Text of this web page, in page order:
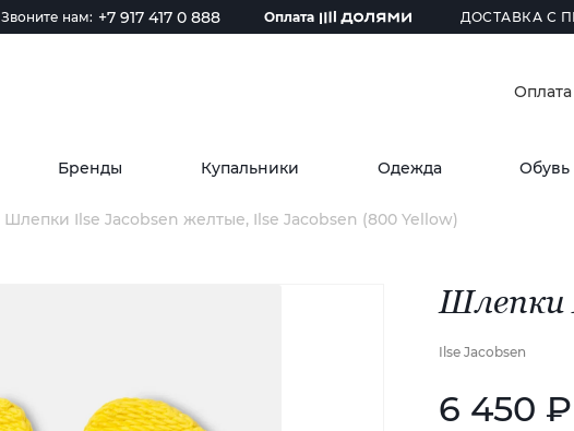
Звоните нам: +7 917 417 0 888 Оплата ДОСТАВКА С
Бренды Купальники Одежда Обувь
Шлепки Ilse Jacobsen желтые, Ilse Jacobsen (800 Yellow)
Шлепки
Ilse Jacobsen
6 450 ₽